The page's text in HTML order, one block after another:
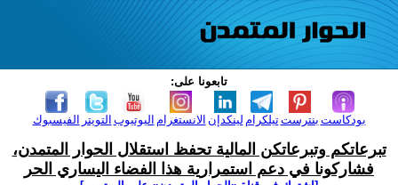
تابعونا على:
الفيسبوك التويتر اليوتيوب الانستغرام لينكدإن تيلكرامبنترست بودكاست
تبرعاتكم وتبرعاتكن المالية تحفظ استقلال الحوار المتمدن،
فشاركونا في دعم استمرارية هذا الفضاء اليساري الحر